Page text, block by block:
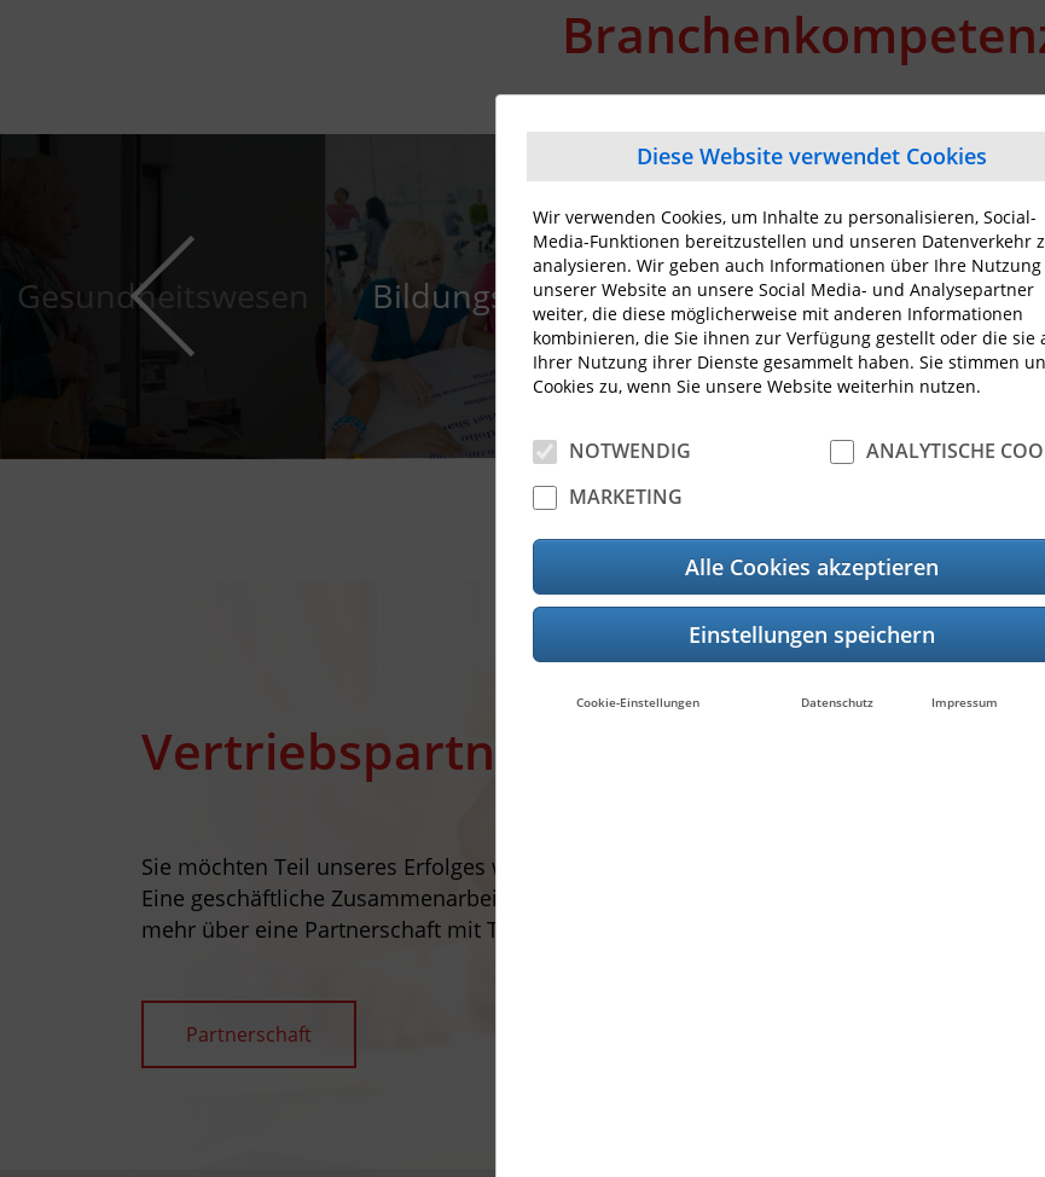
Gesundheitswesen Bildungswesen Logistik
Vertriebspartner werden
Sie möchten Teil unseres Erfolges werden?
Eine geschäftliche Zusammenarbeit lohnt sich - erfahren Sie
mehr über eine Partnerschaft mit Toshiba.
Partnerschaft
Diese Website verwendet Cookies
Wir verwenden Cookies, um Inhalte zu personalisieren, Social-
Media-Funktionen bereitzustellen und unseren Datenverkehr
analysieren. Wir geben auch Informationen über Ihre Nutzung
unserer Website an unsere Social Media- und Analysepartner
weiter, die diese möglicherweise mit anderen Informationen
kombinieren, die Sie ihnen zur Verfügung gestellt oder die sie
Ihrer Nutzung ihrer Dienste gesammelt haben. Sie stimmen
Cookies zu, wenn Sie unsere Website weiterhin nutzen.
NOTWENDIG
ANALYTISCHE
MARKETING
Alle Cookies akzeptieren
Cookie-Einstellungen Datenschutz Impressum